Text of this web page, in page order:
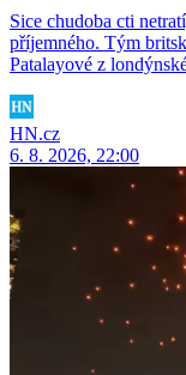
Sice chudoba cti
příjemného. Tým
Patalayové z
HN.cz
6. 8. 2026, 22:00